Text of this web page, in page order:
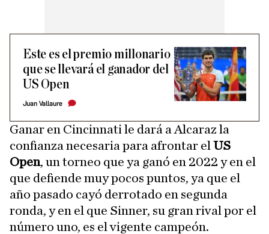
Este es el premio millonario
que se llevará el ganador del
US Open
Juan Vallaure
Ganar en Cincinnati le dará a Alcaraz la
confianza necesaria para afrontar el US
Open, un torneo que ya ganó en 2022 y en el
que defiende muy pocos puntos, ya que el
año pasado cayó derrotado en segunda
ronda, y en el que Sinner, su gran rival por el
número uno, es el vigente campeón.